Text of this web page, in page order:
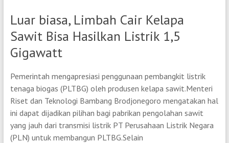
Luar biasa, Limbah Cair Kelapa
Sawit Bisa Hasilkan Listrik 1,5
Gigawatt
Pemerintah mengapresiasi penggunaan pembangkit listrik
tenaga biogas (PLTBG) oleh produsen kelapa sawit.Menteri
Riset dan Teknologi Bambang Brodjonegoro mengatakan hal
ini dapat dijadikan pilihan bagi pabrikan pengolahan sawit
yang jauh dari transmisi listrik PT Perusahaan Listrik Negara
(PLN) untuk membangun PLTBG.Selain